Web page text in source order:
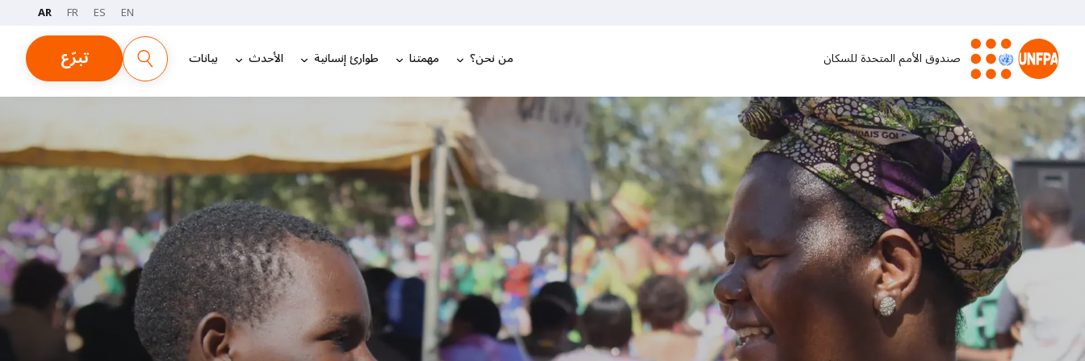
المحتوى
الرئيسي
EN
ES
FR
AR
صندوق الأمم المتحدة للسكان من نحن؟ مهمتنا طوارئ إنسانية الأحدث بيانات تبرّع
M
a
i
n